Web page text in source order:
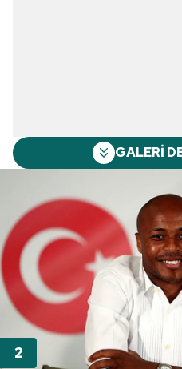
GALERİ